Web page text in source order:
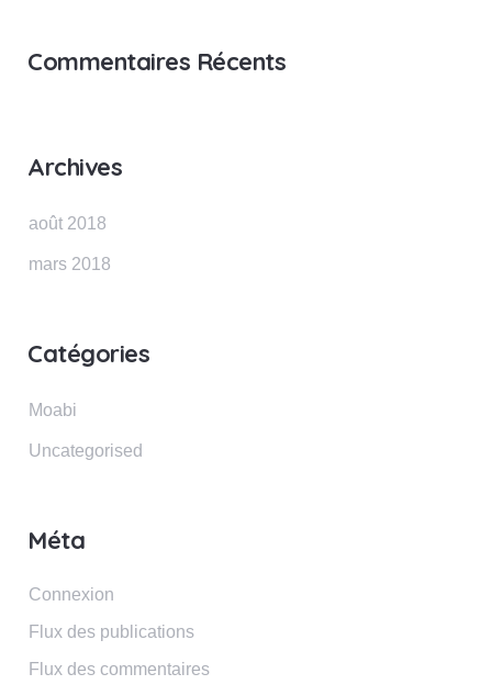
Commentaires Récents
Archives
août 2018
mars 2018
Catégories
Moabi
Uncategorised
Méta
Connexion
Flux des publications
Flux des commentaires